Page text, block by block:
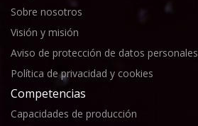
Sobre nosotros
Visión y misión
Aviso de protección de datos personales
Política de privacidad y cookies
Competencias
Capacidades de producción